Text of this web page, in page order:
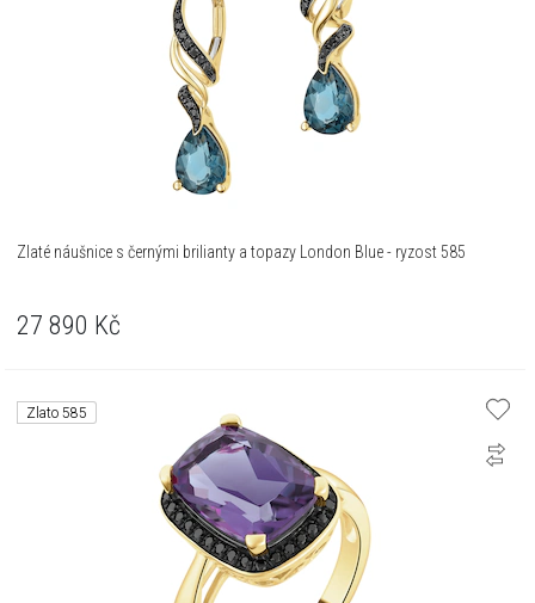
Zlaté náušnice s černými brilianty a topazy London Blue - ryzost 585
27 890 Kč
Zlato 585